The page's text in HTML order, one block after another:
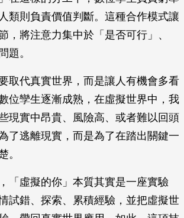
類則負責價值判斷。這種合作模式讓
，將注意力集中於「是否可行」、
題。
取代真實世界，而是讓人有機會多看
位孿生逐漸成熟，在虛擬世界中，我
現實中昂貴、風險高、或者難以回頭
了逃離現實，而是為了在踏出關鍵一
。
「虛擬的你」本質其實是一座實驗
試錯、探索、累積經驗，並把虛擬世